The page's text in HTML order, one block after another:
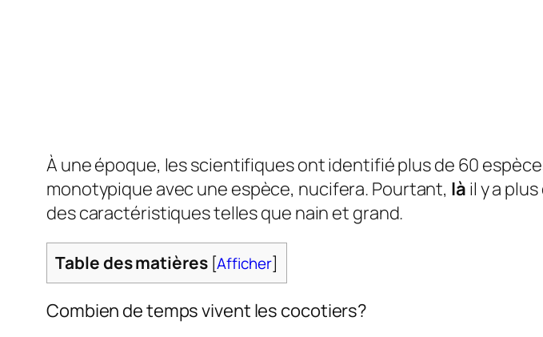
À une époque, les scientifiques ont identifié plus de 60
monotypique avec une espèce, nucifera. Pourtant, là il y a
des caractéristiques telles que nain et grand.
Table des matières [Afficher]
Combien de temps vivent les cocotiers?